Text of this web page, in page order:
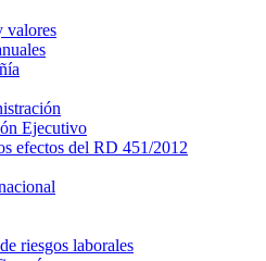
valores
Ejecutivo
efectos del RD 451/2012
riesgos laborales